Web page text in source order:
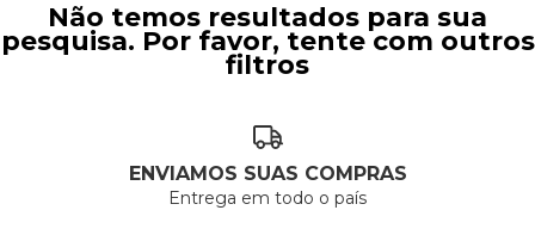
Não temos resultados para sua
pesquisa. Por favor, tente com outros
filtros
ENVIAMOS SUAS COMPRAS
Entrega em todo o país